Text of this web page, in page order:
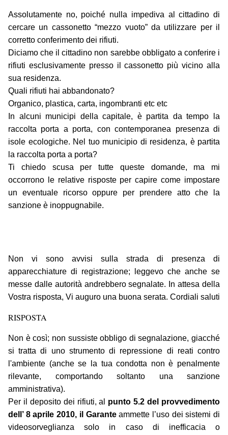
Assolutamente no, poiché nulla impediva al cittadino di
cercare un cassonetto “mezzo vuoto” da utilizzare per il
corretto conferimento dei rifiuti.
Diciamo che il cittadino non sarebbe obbligato a conferire i
rifiuti esclusivamente presso il cassonetto più vicino alla
sua residenza.
Quali rifiuti hai abbandonato?
Organico, plastica, carta, ingombranti etc etc
In alcuni municipi della capitale, è partita da tempo la
raccolta porta a porta, con contemporanea presenza di
isole ecologiche. Nel tuo municipio di residenza, è partita
la raccolta porta a porta?
Ti chiedo scusa per tutte queste domande, ma mi
occorrono le relative risposte per capire come impostare
un eventuale ricorso oppure per prendere atto che la
sanzione è inoppugnabile.
Non vi sono avvisi sulla strada di presenza di
apparecchiature di registrazione; leggevo che anche se
messe dalle autorità andrebbero segnalate. In attesa della
Vostra risposta, Vi auguro una buona serata. Cordiali saluti
RISPOSTA
Non è così; non sussiste obbligo di segnalazione, giacché
si tratta di uno strumento di repressione di reati contro
l'ambiente (anche se la tua condotta non è penalmente
rilevante, comportando soltanto una sanzione
amministrativa).
Per il deposito dei rifiuti, al punto 5.2 del provvedimento
dell’ 8 aprile 2010, il Garanteammette l’uso dei sistemi di
videosorveglianza solo in caso di inefficacia o